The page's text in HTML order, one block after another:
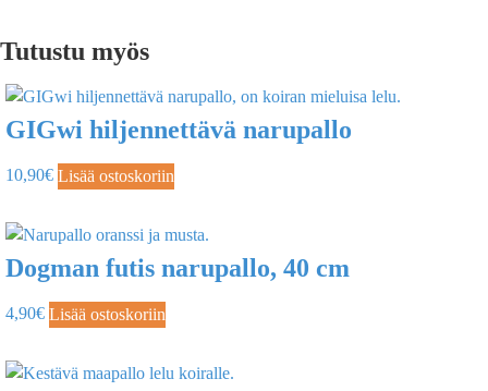
Tutustu myös
GIGwi hiljennettävä narupallo
10,90€ Lisää ostoskoriin
Dogman futis narupallo, 40 cm
4,90€ Lisää ostoskoriin